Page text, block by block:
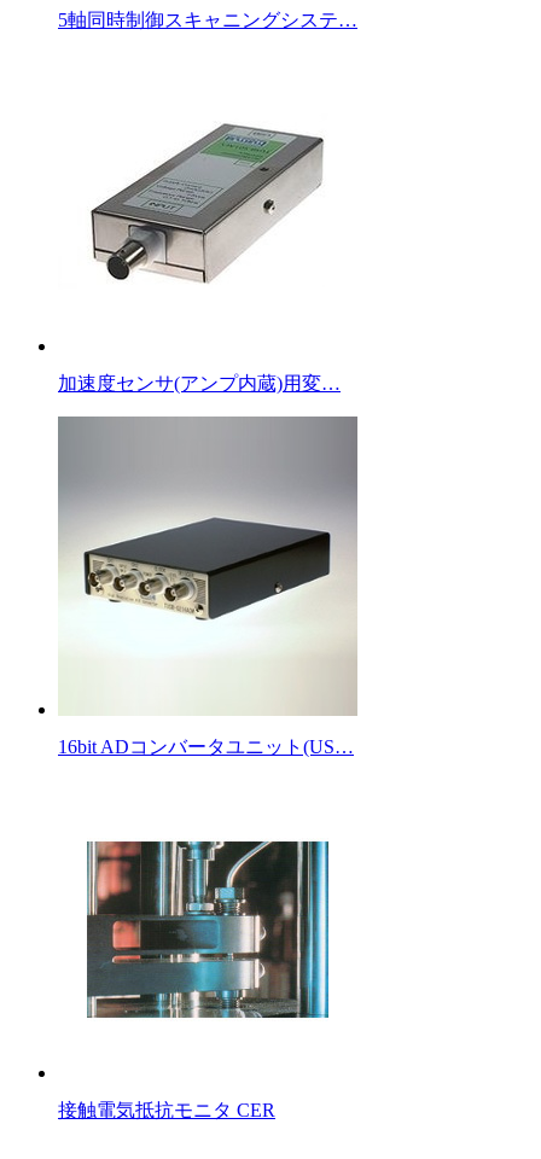
5軸同時制御スキャニングシステ…
加速度センサ(アンプ内蔵)用変…
16bit ADコンバータユニット(US…
接触電気抵抗モニタ CER